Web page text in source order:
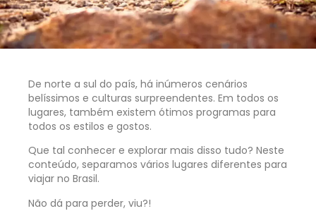
De norte a sul do país, há inúmeros cenários
belíssimos e culturas surpreendentes. Em todos os
lugares, também existem ótimos programas para
todos os estilos e gostos.
Que tal conhecer e explorar mais disso tudo? Neste
conteúdo, separamos vários lugares diferentes para
viajar no Brasil.
Não dá para perder, viu?!